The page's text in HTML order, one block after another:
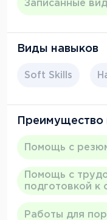
Записанные
Виды навыков
Soft Skills
Преимущество
Помощь с
Помощь с
подготовкой к
Работы для